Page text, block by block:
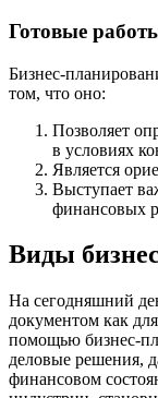
Готовые
Бизнес-
том, что оно:
Позволяет
в условиях
Является
Выступает
финансовых
Виды
На сегодняшний
документом как
помощью бизнес-
деловые решения,
финансовом